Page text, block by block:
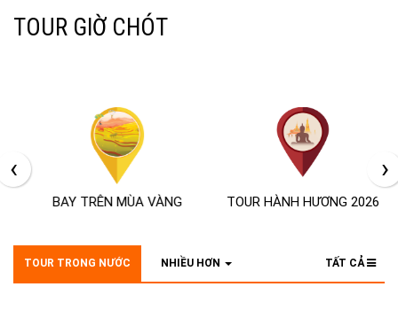
TOUR GIỜ CHÓT
BAY TRÊN MÙA VÀNG TOUR HÀNH HƯƠNG 2026
‹ ›
TOUR TRONG NƯỚC NHIỀU HƠN TẤT CẢ